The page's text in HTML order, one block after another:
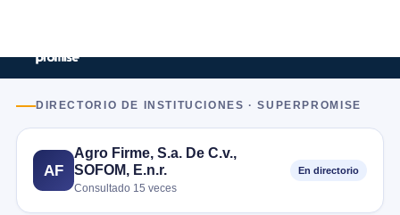
DIRECTORIO DE INSTITUCIONES · SUPERPROMISE
AF
Agro Firme, S.a. De C.v.,
SOFOM, E.n.r.
Consultado 15 veces
En directorio